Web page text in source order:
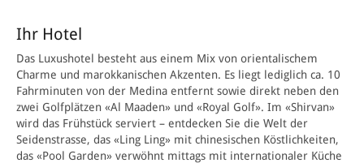
Ihr Hotel
Das Luxushotel besteht aus einem Mix von orientalischem
Charme und marokkanischen Akzenten. Es liegt lediglich ca. 10
Fahrminuten von der Medina entfernt sowie direkt neben den
zwei Golfplätzen «Al Maaden» und «Royal Golf». Im «Shirvan»
wird das Frühstück serviert – entdecken Sie die Welt der
Seiden­strasse, das «Ling Ling» mit chinesischen Köstlichkeiten,
das «Pool Garden» verwöhnt mittags mit internationaler Küche